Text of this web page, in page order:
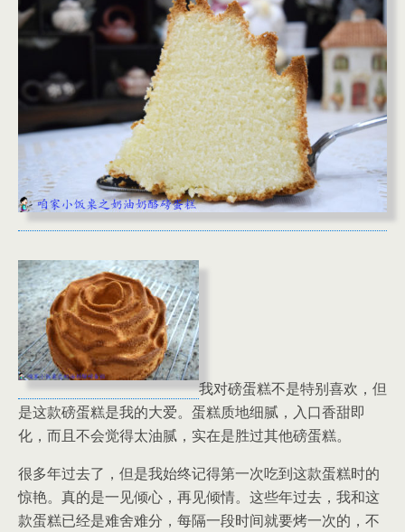
我对磅蛋糕不是特别喜欢，但
是这款磅蛋糕是我的大爱。蛋糕质地细腻，入口香甜即
化，而且不会觉得太油腻，实在是胜过其他磅蛋糕。
很多年过去了，但是我始终记得第一次吃到这款蛋糕时的
惊艳。真的是一见倾心，再见倾情。这些年过去，我和这
款蛋糕已经是难舍难分，每隔一段时间就要烤一次的，不